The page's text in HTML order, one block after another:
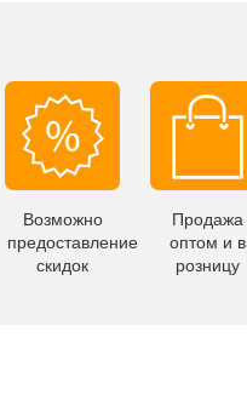
Возможно
предоставление
скидок
Продажа
оптом и в
розницу